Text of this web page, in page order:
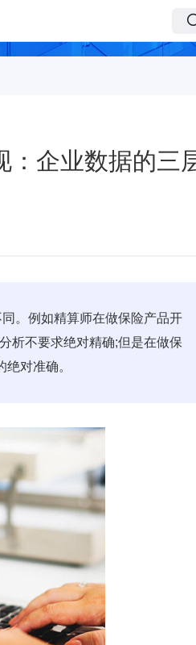
：企业数据的三
。例如精算师在做保险产品开
析不要求绝对精确;但是在做保
对准确。